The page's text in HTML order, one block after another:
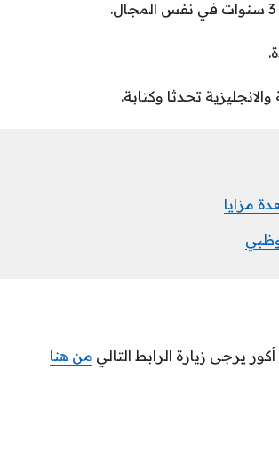
تحدثا وكتابة.
مزايا
يرجى زيارة الرابط التالي من هنا